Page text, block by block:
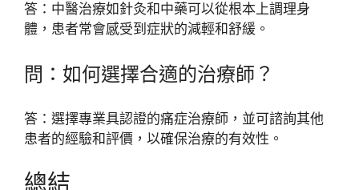
答：中醫治療如針灸和中藥可以從根本上調理身
體，患者常會感受到症狀的減輕和舒緩。
問：如何選擇合適的治療師？
答：選擇專業具認證的痛症治療師，並可諮詢其他
患者的經驗和評價，以確保治療的有效性。
總結